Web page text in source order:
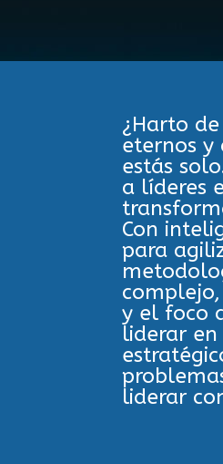
¿Harto
eternos y
estás
a líderes
Con
para
y el foco
liderar
liderar